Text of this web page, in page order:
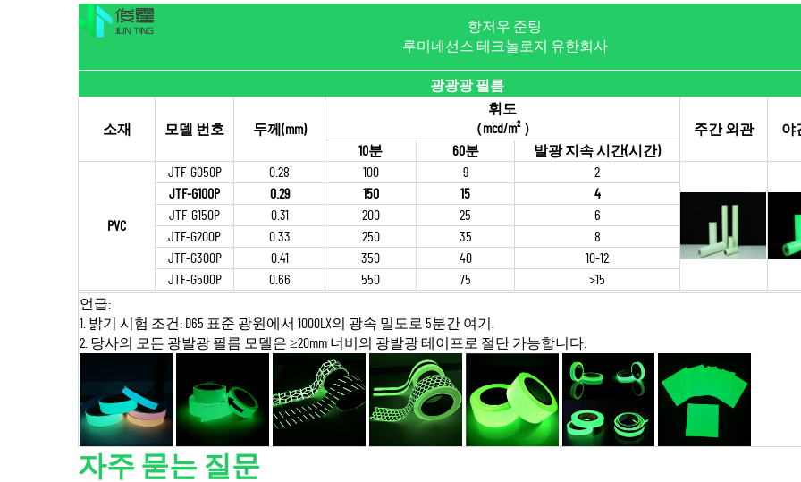
항저우 준팅
루미네선스 테크놀로지 유한회사
광광광 필름
소재 모델 번호 두께(mm)
휘도
（mcd/m² ） 주간 외관
야
10분
60분 발광 지속 시간(시간)
PVC
JTF-G050P 0.28 100 9
2
JTF-G100P
0.29 150 15
4
JTF-G150P
0.31 200 25
6
JTF-G200P
0.33 250 35
8
JTF-G300P
0.41 350 40
10-12
JTF-G500P
0.66 550 75
>15
언급:
1. 밝기 시험 조건: D65 표준 광원에서 1000LX의 광속 밀도로 5분간 여기.
2. 당사의 모든 광발광 필름 모델은 ≥20mm 너비의 광발광 테이프로 절단 가능합니다.
자주 묻는 질문